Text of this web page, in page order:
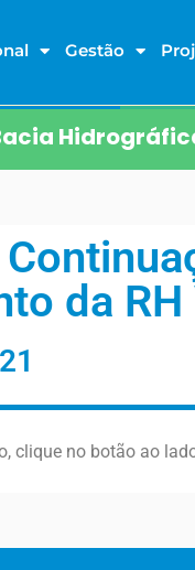
Gestão
da
clique no botão ao